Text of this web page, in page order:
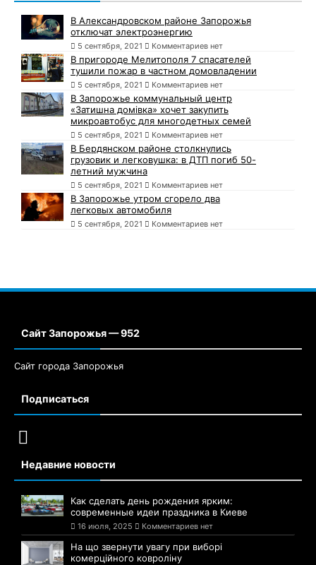
В Александровском районе Запорожья
отключат электроэнергию
5 сентября, 2021 Комментариев нет
В пригороде Мелитополя 7 спасателей
тушили пожар в частном домовладении
5 сентября, 2021 Комментариев нет
В Запорожье коммунальный центр
«Затишна домівка» хочет закупить
микроавтобус для многодетных семей
5 сентября, 2021 Комментариев нет
В Бердянском районе столкнулись
грузовик и легковушка: в ДТП погиб 50-
летний мужчина
5 сентября, 2021 Комментариев нет
В Запорожье утром сгорело два
легковых автомобиля
5 сентября, 2021 Комментариев нет
Сайт Запорожья — 952
Сайт города Запорожья
Подписаться
Недавние новости
Как сделать день рождения ярким:
современные идеи праздника в Киеве
16 июля, 2025 Комментариев нет
На що звернути увагу при виборі
комерційного ковроліну